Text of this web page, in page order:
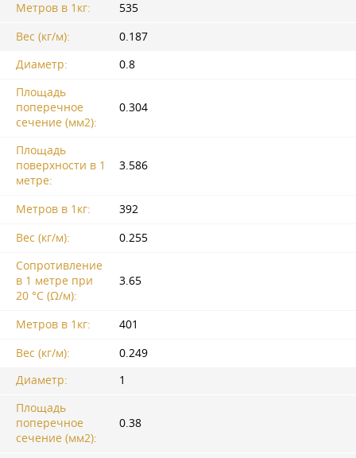
Метров в 1кг:
535
Вес (кг/м):
0.187
Диаметр:
0.8
Площадь
поперечное
сечение (мм2):
0.304
Площадь
поверхности в 1
метре:
3.586
Метров в 1кг:
392
Вес (кг/м):
0.255
Сопротивление
в 1 метре при
20 °C (Ω/м):
3.65
Метров в 1кг:
401
Вес (кг/м):
0.249
Диаметр:
1
Площадь
поперечное
сечение (мм2):
0.38